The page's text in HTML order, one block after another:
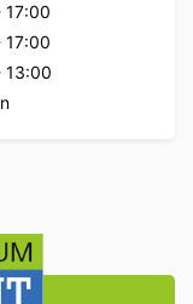
17:00
17:00
13:00